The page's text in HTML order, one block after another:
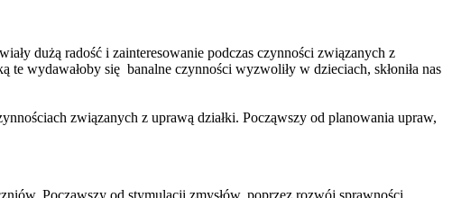
dużą radość i zainteresowanie podczas czynności związanych z
wydawałoby się banalne czynności wyzwoliły w dzieciach, skłoniła nas
związanych z uprawą działki. Począwszy od planowania upraw,
Począwszy od stymulacji zmysłów, poprzez rozwój sprawności